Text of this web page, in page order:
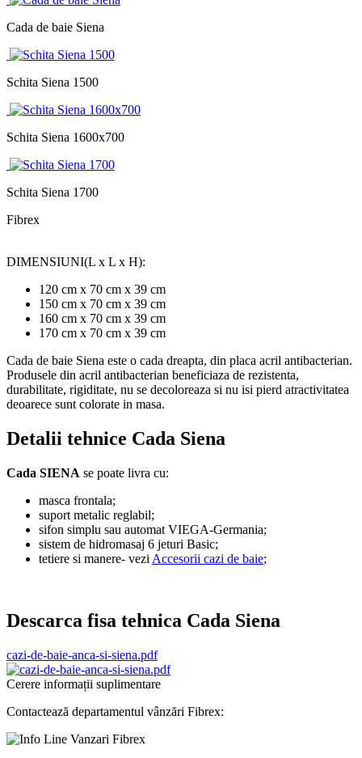
Cada de baie Siena
Schita Siena 1500
Schita Siena 1600x700
Schita Siena 1700
Fibrex
DIMENSIUNI(L x L x H):
120 cm x 70 cm x 39 cm
150 cm x 70 cm x 39 cm
160 cm x 70 cm x 39 cm
170 cm x 70 cm x 39 cm
Cada de baie Siena este o cada dreapta, din placa acril antibacterian.
Produsele din acril antibacterian beneficiaza de rezistenta,
durabilitate, rigiditate, nu se decoloreaza si nu isi pierd atractivitatea
deoarece sunt colorate in masa.
Detalii tehnice Cada Siena
Cada SIENA se poate livra cu:
masca frontala;
suport metalic reglabil;
sifon simplu sau automat VIEGA-Germania;
sistem de hidromasaj 6 jeturi Basic;
tetiere si manere- vezi Accesorii cazi de baie;
Descarca fisa tehnica Cada Siena
cazi-de-baie-anca-si-siena.pdf
Cerere informații suplimentare
Contactează departamentul vânzări Fibrex: